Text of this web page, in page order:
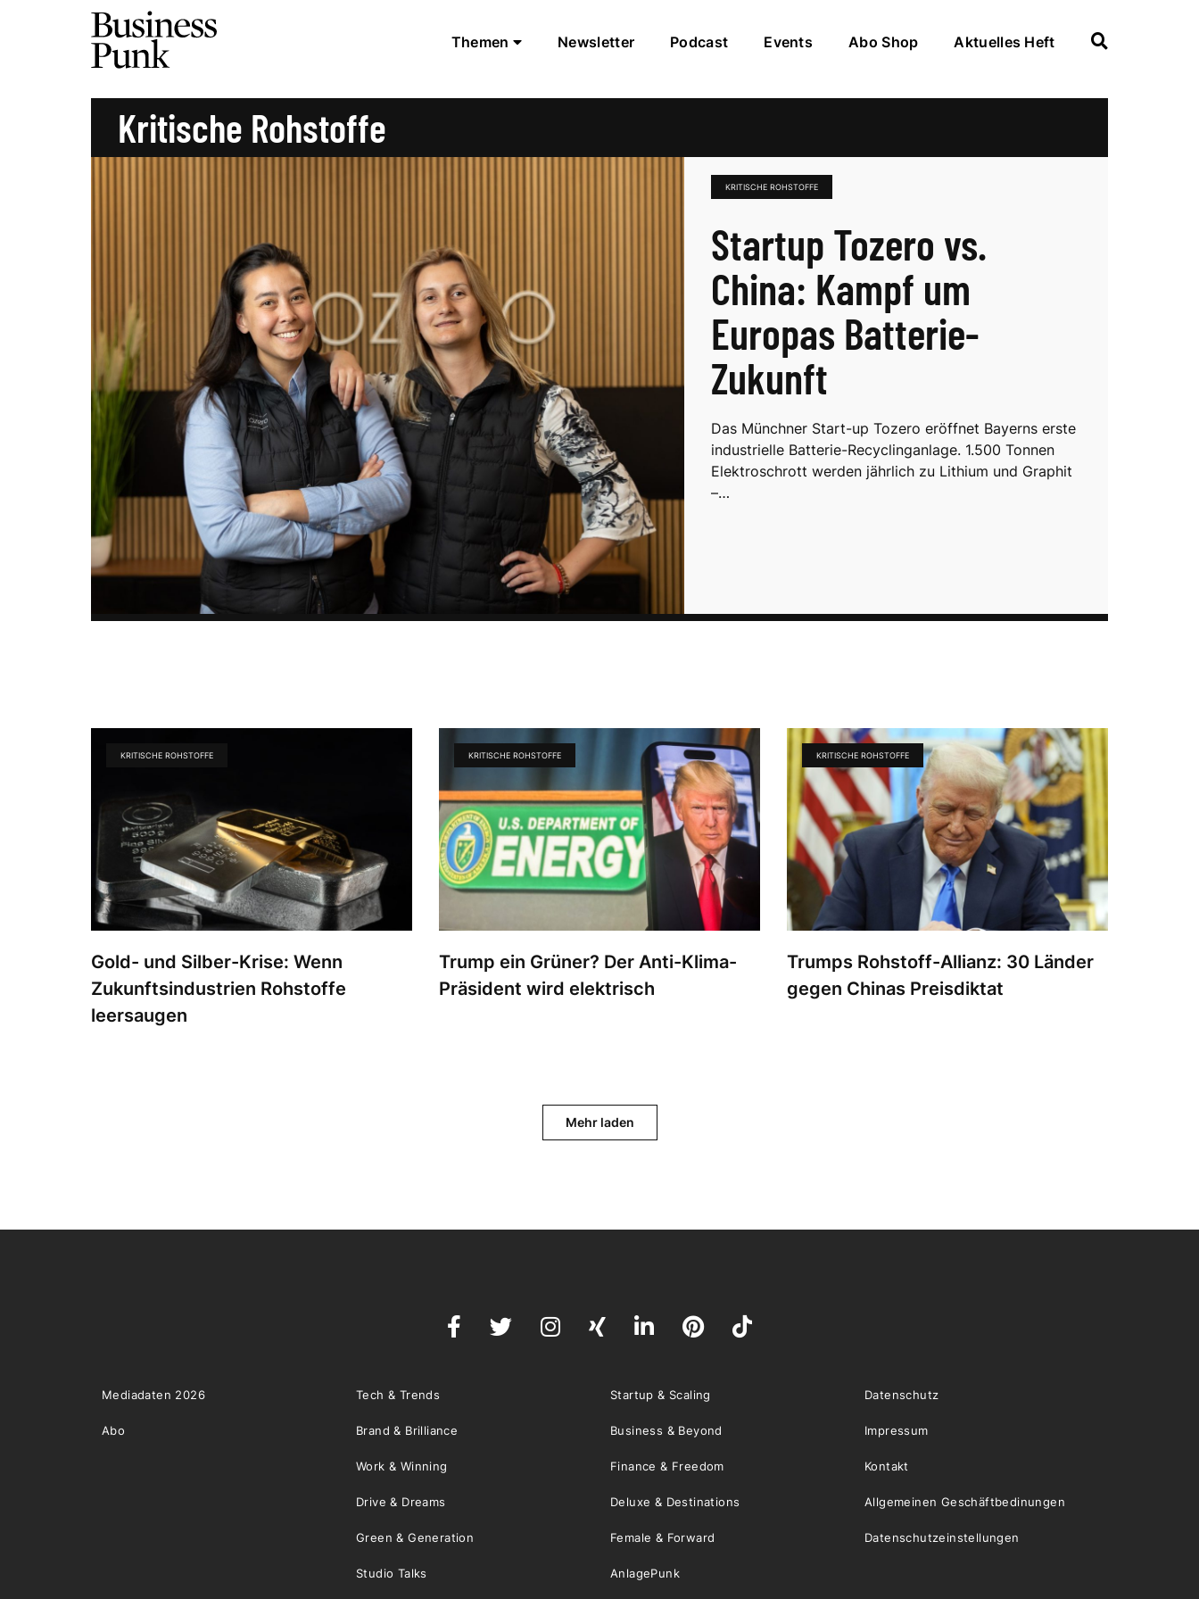
Themen Newsletter Podcast Events Abo Shop Aktuelles Heft
Kritische Rohstoffe
KRITISCHE ROHSTOFFE
Startup Tozero vs.
China: Kampf um
Europas Batterie-
Zukunft
Das Münchner Start-up Tozero eröffnet Bayerns erste
industrielle Batterie-Recyclinganlage. 1.500 Tonnen
Elektroschrott werden jährlich zu Lithium und Graphit
–…
Gold- und Silber-Krise: Wenn
Zukunftsindustrien Rohstoffe
leersaugen
KRITISCHE ROHSTOFFE
Trump ein Grüner? Der Anti-Klima-
Präsident wird elektrisch
KRITISCHE ROHSTOFFE
Trumps Rohstoff-Allianz: 30 Länder
gegen Chinas Preisdiktat
KRITISCHE ROHSTOFFE
Mehr laden
Mediadaten 2026
Abo
Tech & Trends Startup & Scaling
Brand & Brilliance Business & Beyond
Work & Winning Finance & Freedom
Drive & Dreams Deluxe & Destinations
Green & Generation Female & Forward
Studio Talks AnlagePunk
Datenschutz
Impressum
Kontakt
Allgemeinen Geschäftbedinungen
Datenschutzeinstellungen